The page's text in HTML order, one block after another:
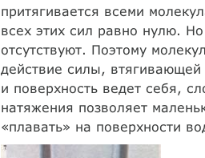
притягивается всеми
всех этих сил равно нулю.
отсутствуют. Поэтому
действие силы, втягивающей
и поверхность ведет себя,
натяжения позволяет
«плавать» на поверхности